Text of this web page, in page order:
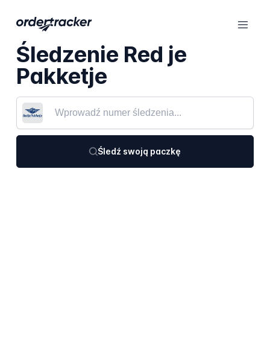
Śledzenie Red je
Pakketje
Śledź swoją paczkę